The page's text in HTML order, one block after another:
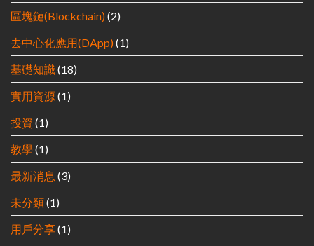
區塊鏈(Blockchain) (2)
去中心化應用(DApp) (1)
基礎知識(18)
實用資源(1)
投資 (1)
教學 (1)
最新消息 (3)
未分類(1)
用戶分享(1)